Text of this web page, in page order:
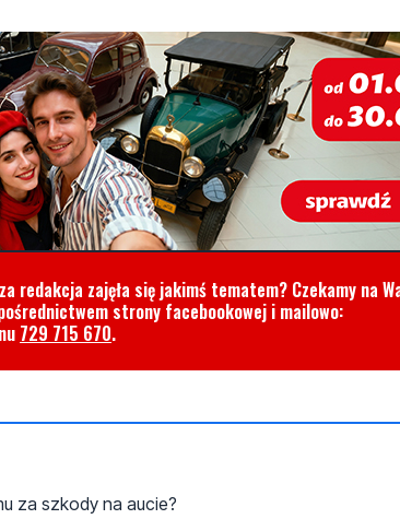
redakcja zajęła się jakimś tematem? Czekamy na
strony facebookowej i mailowo:
729 715 670.
za szkody na aucie?